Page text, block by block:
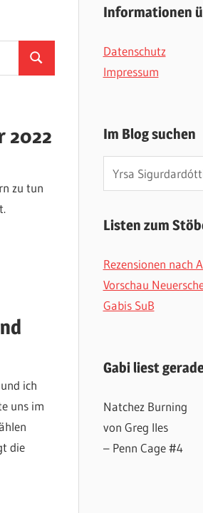
Suchen
2022
zu tun
ich
uns im
die
Informationen
Datenschutz
Impressum
Im Blog suchen
Suchen
nach:
Listen zum
Rezensionen nach
Vorschau
Gabis SuB
Gabi liest
Natchez Burning
von Greg Iles
– Penn Cage #4